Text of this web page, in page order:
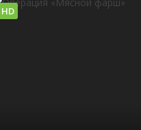
HD